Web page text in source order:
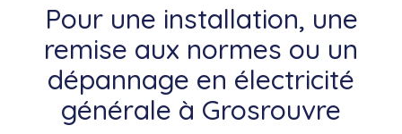
Pour une installation, une
remise aux normes ou un
dépannage en électricité
générale à Grosrouvre